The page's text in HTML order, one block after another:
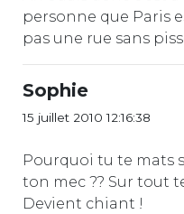
personne que Paris
pas une rue sans
Sophie
15 juillet 2010 12:16:38
Pourquoi tu te mats
ton mec ?? Sur tout
Devient chiant !